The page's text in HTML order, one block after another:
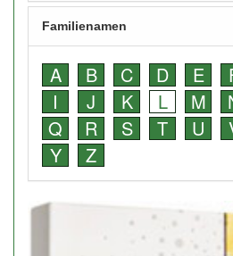
Familienamen
A B C D E
I
J K L M
Q
R S T U
Y
Z